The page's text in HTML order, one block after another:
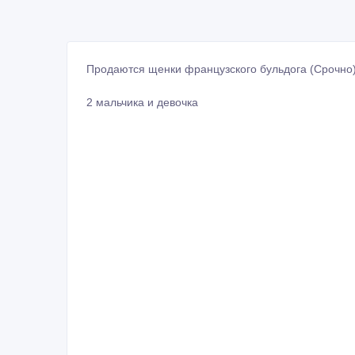
Продаются щенки французского бульдога
2 мальчика и девочка